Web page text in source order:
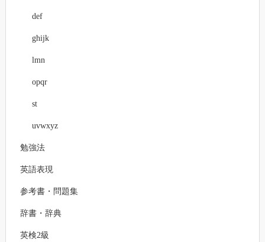
def
ghijk
lmn
opqr
st
uvwxyz
勉強法
英語表現
参考書・問題集
辞書・辞典
英検2級